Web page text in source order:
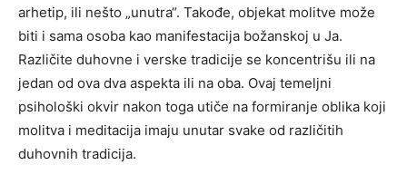
arhetip, ili nešto „unutra“. Takođe, objekat molitve može
biti i sama osoba kao manifestacija božanskoj u Ja.
Različite duhovne i verske tradicije se koncentrišu ili na
jedan od ova dva aspekta ili na oba. Ovaj temeljni
psihološki okvir nakon toga utiče na formiranje oblika koji
molitva i meditacija imaju unutar svake od različitih
duhovnih tradicija.